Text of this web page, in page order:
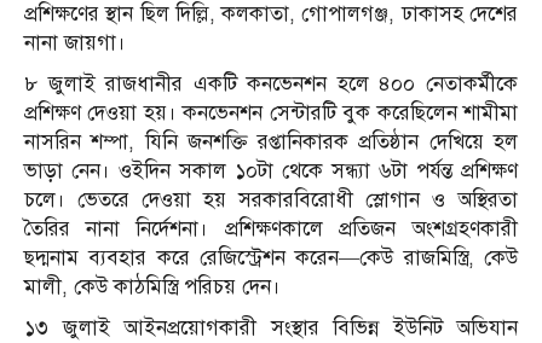
প্রশিক্ষণের স্থান ছিল দিল্লি, কলকাতা, গোপালগঞ্জ, ঢাকাসহ দেশের
নানা জায়গা।
৮ জুলাই রাজধানীর একটি কনভেনশন হলে ৪০০ নেতাকর্মীকে
প্রশিক্ষণ দেওয়া হয়। কনভেনশন সেন্টারটি বুক করেছিলেন শামীমা
নাসরিন শম্পা, যিনি জনশক্তি রপ্তানিকারক প্রতিষ্ঠান দেখিয়ে হল
ভাড়া নেন। ওইদিন সকাল ১০টা থেকে সন্ধ্যা ৬টা পর্যন্ত প্রশিক্ষণ
চলে। ভেতরে দেওয়া হয় সরকারবিরোধী স্লোগান ও অস্থিরতা
তৈরির নানা নির্দেশনা। প্রশিক্ষণকালে প্রতিজন অংশগ্রহণকারী
ছদ্মনাম ব্যবহার করে রেজিস্ট্রেশন করেন—কেউ রাজমিস্ত্রি, কেউ
মালী, কেউ কাঠমিস্ত্রি পরিচয় দেন।
১৩ জুলাই আইনপ্রয়োগকারী সংস্থার বিভিন্ন ইউনিট অভিযান